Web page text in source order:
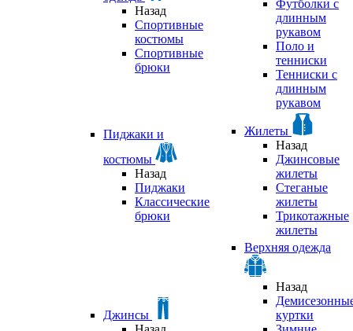
Назад
Спортивные
костюмы
Спортивные
брюки
Футболки с
длинным
рукавом
Поло и
тенниски
Тенниски с
длинным
рукавом
Пиджаки и
костюмы
Назад
Пиджаки
Классические
брюки
Жилеты
Назад
Джинсовые
жилеты
Стеганые
жилеты
Трикотажные
жилеты
Джинсы
Верхняя одежда
Назад
куртки